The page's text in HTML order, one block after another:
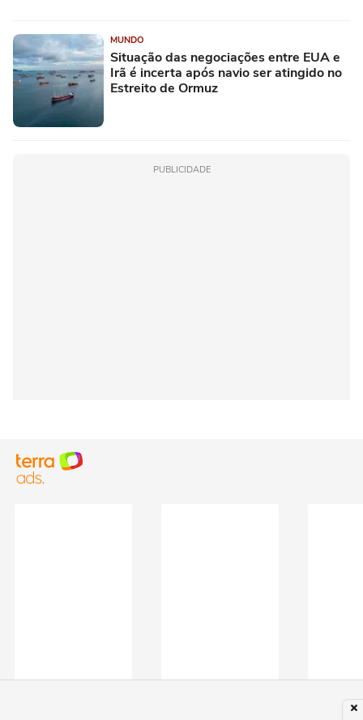
MUNDO
Situação das negociações entre EUA e
Irã é incerta após navio ser atingido no
Estreito de Ormuz
PUBLICIDADE